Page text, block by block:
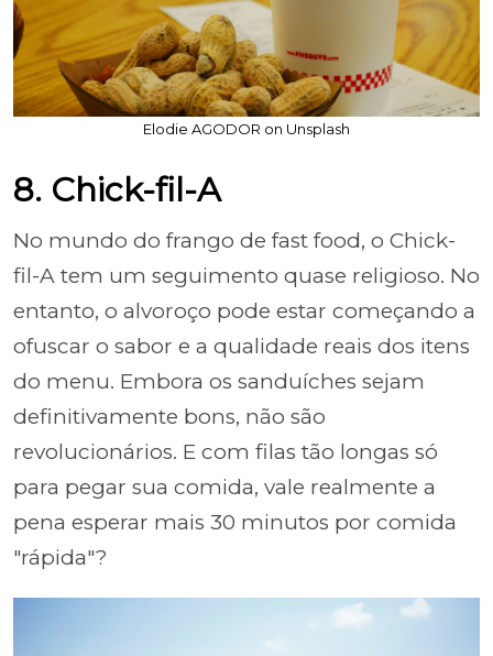
Elodie AGODOR on Unsplash
8. Chick-fil-A
No mundo do frango de fast food, o Chick-
fil-A tem um seguimento quase religioso. No
entanto, o alvoroço pode estar começando a
ofuscar o sabor e a qualidade reais dos itens
do menu. Embora os sanduíches sejam
definitivamente bons, não são
revolucionários. E com filas tão longas só
para pegar sua comida, vale realmente a
pena esperar mais 30 minutos por comida
"rápida"?